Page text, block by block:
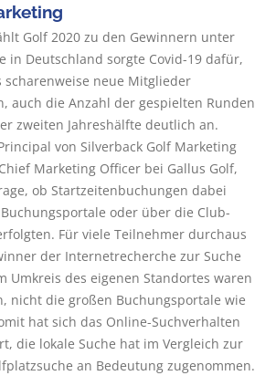
Golf 2020 zu den Gewinnern unter
in Deutschland sorgte Covid-19 dafür,
scharenweise neue Mitglieder
auch die Anzahl der gespielten Runden
zweiten Jahreshälfte deutlich an.
von Silverback Golf Marketing
Marketing Officer bei Gallus Golf,
ob Startzeitenbuchungen dabei
oder über die Club-
Für viele Teilnehmer durchaus
der Internetrecherche zur Suche
Umkreis des eigenen Standortes waren
nicht die großen Buchungsportale wie
hat sich das Online-Suchverhalten
die lokale Suche hat im Vergleich zur
an Bedeutung zugenommen.